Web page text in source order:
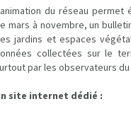
du réseau permet
mars à novembre, un
jardins et espaces
collectées sur le
par les observateurs du
site internet dédié :